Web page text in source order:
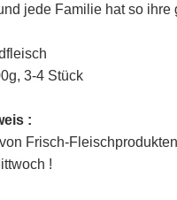
jede Familie hat so ihre
3-4 Stück
:
Frisch-
!